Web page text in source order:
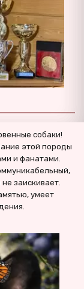
собаки!
этой породы
и фанатами.
заискивает.
умеет